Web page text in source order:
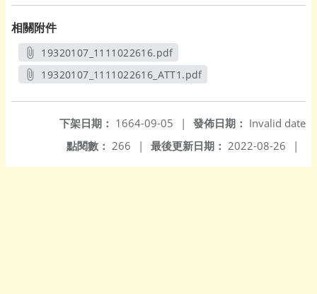
相關附件
19320107_1111022616.pdf
另開新視窗
19320107_1111022616_ATT1.pdf
發佈日期： Invalid date
下架日期： 1664-09-05
|
最後更新日期： 2022-08-26 |
點閱數： 266 |